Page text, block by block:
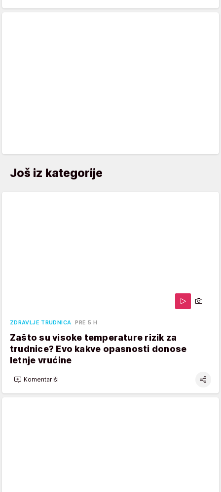
Još iz kategorije
ZDRAVLJE TRUDNICA PRE 5 H
Zašto su visoke temperature rizik za
trudnice? Evo kakve opasnosti donose
letnje vrućine
Komentariši